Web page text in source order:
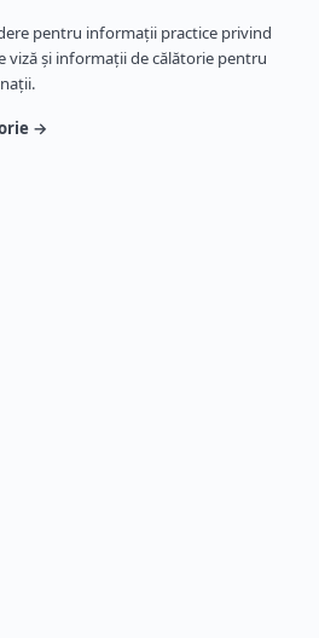
pentru informații practice privind
viză și informații de călătorie pentru
→